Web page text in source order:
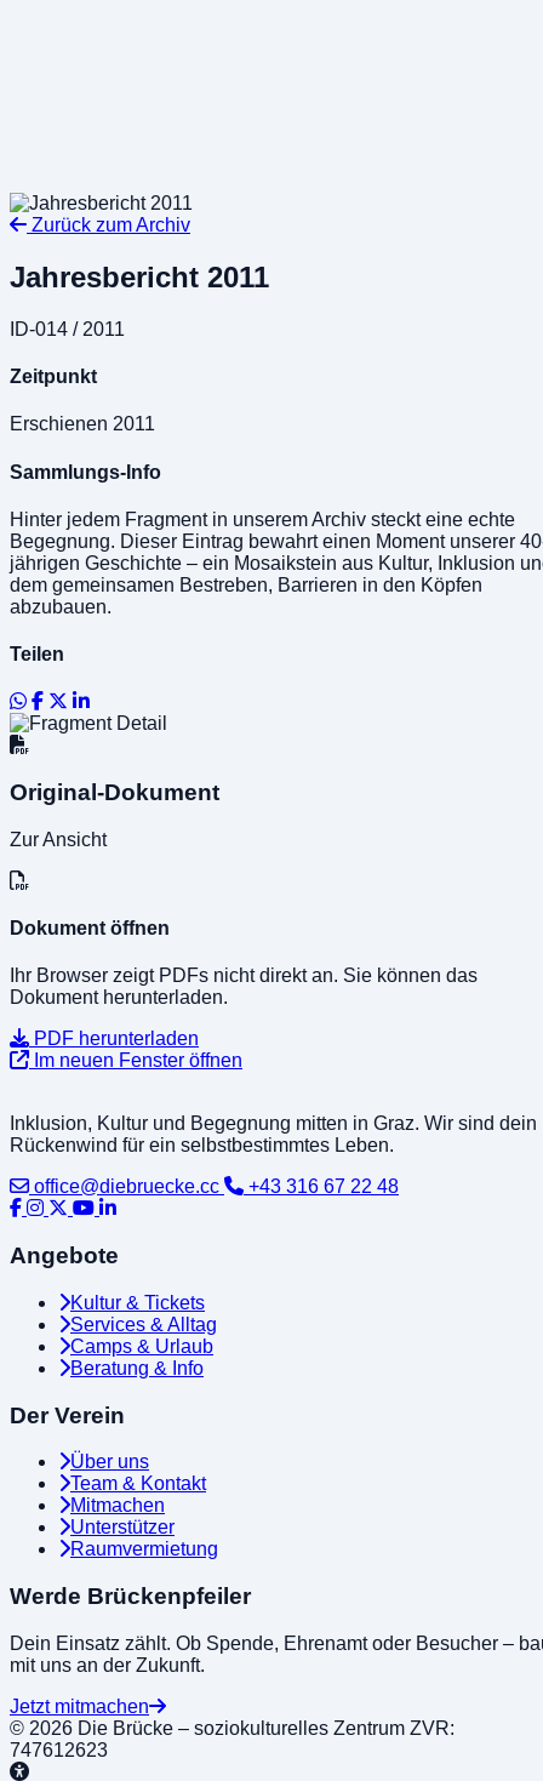
Zurück zum Archiv
Jahresbericht 2011
ID-014 / 2011
Zeitpunkt
Erschienen 2011
Sammlungs-Info
Hinter jedem Fragment in unserem Archiv steckt eine echte
Begegnung. Dieser Eintrag bewahrt einen Moment unserer
jährigen Geschichte – ein Mosaikstein aus Kultur, Inklusion
dem gemeinsamen Bestreben, Barrieren in den Köpfen
abzubauen.
Teilen
Original-Dokument
Zur Ansicht
Dokument öffnen
Ihr Browser zeigt PDFs nicht direkt an. Sie können das
Dokument herunterladen.
PDF herunterladen
Im neuen Fenster öffnen
Inklusion, Kultur und Begegnung mitten in Graz. Wir sind dein
Rückenwind für ein selbstbestimmtes Leben.
office@diebruecke.cc
+43 316 67 22 48
Angebote
Kultur & Tickets
Services & Alltag
Camps & Urlaub
Beratung & Info
Der Verein
Über uns
Team & Kontakt
Mitmachen
Unterstützer
Raumvermietung
Werde Brückenpfeiler
Dein Einsatz zählt. Ob Spende, Ehrenamt oder Besucher –
mit uns an der Zukunft.
Jetzt mitmachen
© 2026 Die Brücke – soziokulturelles Zentrum ZVR:
747612623